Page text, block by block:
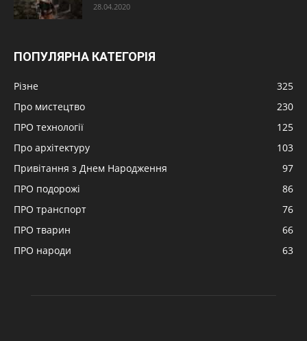
28.04.2020
ПОПУЛЯРНА КАТЕГОРІЯ
Різне
325
Про мистецтво
230
ПРО технології
125
Про архітектуру
103
Привітання з Днем Народження
97
ПРО подорожі
86
ПРО транспорт
76
ПРО тварин
66
ПРО народи
63